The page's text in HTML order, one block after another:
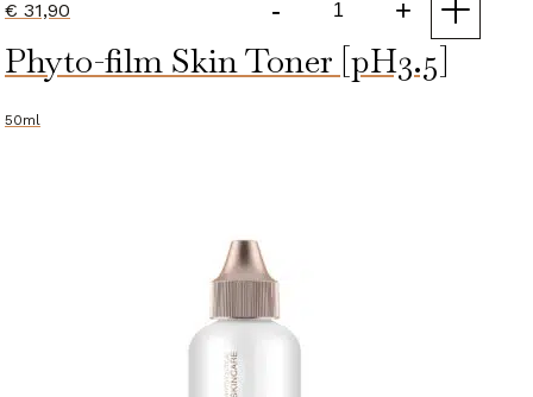
€ 31,90 -
Lotion
aantal
+
Phyto-film Skin Toner [pH3.5]
50ml